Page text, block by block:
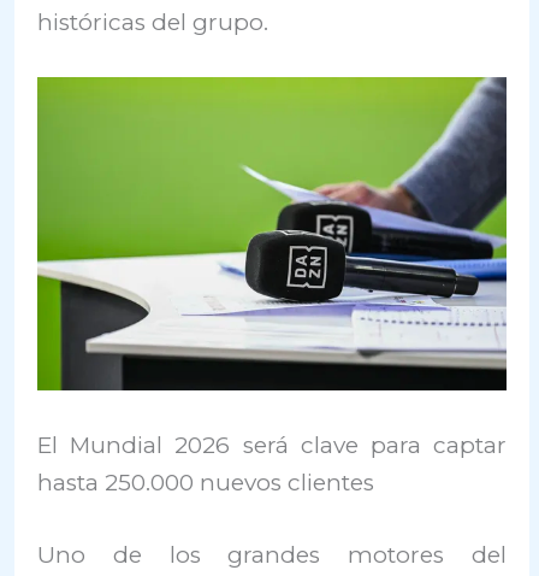
históricas del grupo.
El Mundial 2026 será clave para captar
hasta 250.000 nuevos clientes
Uno de los grandes motores del